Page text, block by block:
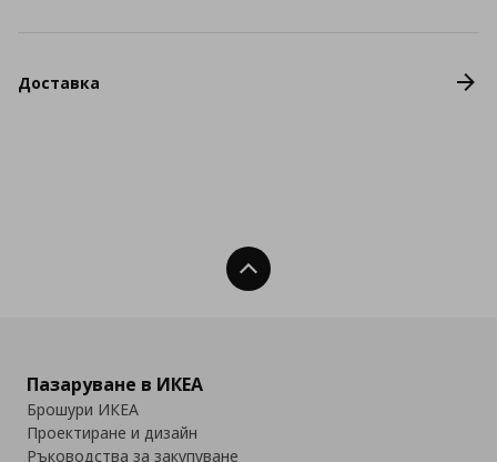
Доставка
Нагоре
Пазаруване в ИКЕА
Брошури ИКЕА
Проектиране и дизайн
Ръководства за закупуване